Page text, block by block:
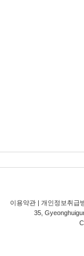
이용약관 | 개인정보취급
35,